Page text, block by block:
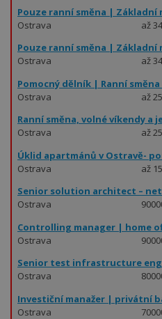
Ostrava
až
Ostrava
až
Pomocný dělník | Ranní
Ostrava
až
Ranní směna, volné víkendy a
Ostrava
až
Ostrava
až
Senior solution architect –
Ostrava
Controlling manager | home
Ostrava
Ostrava
Investiční manažer | privátní
Ostrava